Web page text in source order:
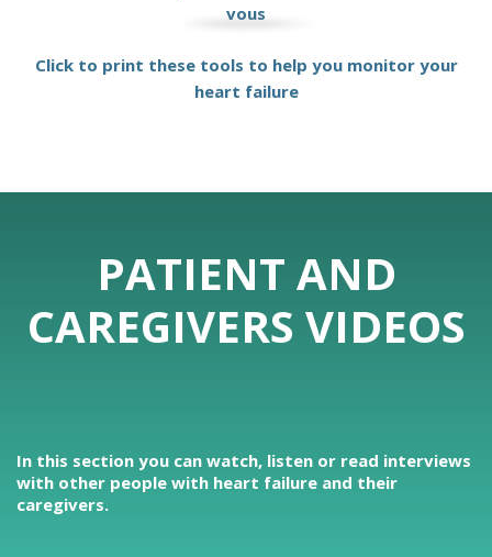
vous
Click to print these tools to help you monitor your
heart failure
PATIENT AND
CAREGIVERS VIDEOS
In this section you can watch, listen or read interviews
with other people with heart failure and their
caregivers.